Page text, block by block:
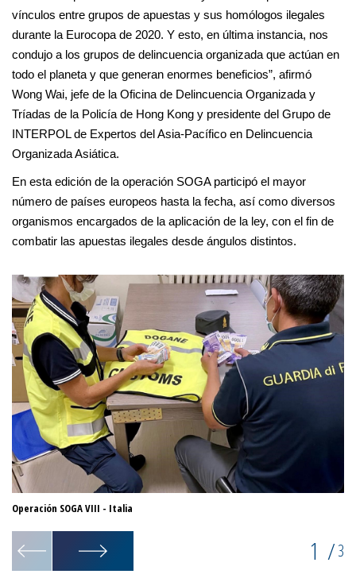
vínculos entre grupos de apuestas y sus homólogos ilegales
durante la Eurocopa de 2020. Y esto, en última instancia, nos
condujo a los grupos de delincuencia organizada que actúan en
todo el planeta y que generan enormes beneficios”, afirmó
Wong Wai, jefe de la Oficina de Delincuencia Organizada y
Tríadas de la Policía de Hong Kong y presidente del Grupo de
INTERPOL de Expertos del Asia-Pacífico en Delincuencia
Organizada Asiática.
En esta edición de la operación SOGA participó el mayor
número de países europeos hasta la fecha, así como diversos
organismos encargados de la aplicación de la ley, con el fin de
combatir las apuestas ilegales desde ángulos distintos.
Operación SOGA VIII - Italia
1 /3